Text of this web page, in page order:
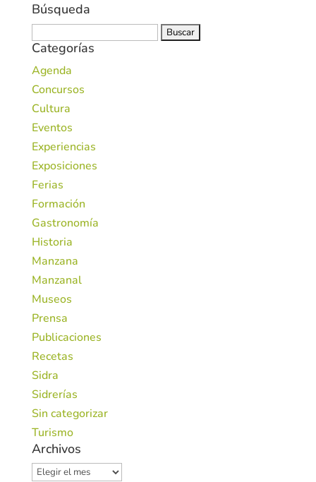
Búsqueda
Categorías
Agenda
Concursos
Cultura
Eventos
Experiencias
Exposiciones
Ferias
Formación
Gastronomía
Historia
Manzana
Manzanal
Museos
Prensa
Publicaciones
Recetas
Sidra
Sidrerías
Sin categorizar
Turismo
Archivos
Archivos